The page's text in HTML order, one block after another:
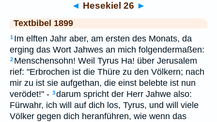
◄ Hesekiel 26 ►
Textbibel 1899
1 Im elften Jahr aber, am ersten des Monats, da
erging das Wort Jahwes an mich folgendermaßen:
2 Menschensohn! Weil Tyrus Ha! über Jerusalem
rief: "Erbrochen ist die Thüre zu den Völkern; nach
mir zu ist sie aufgethan, die einst belebte ist nun
verödet!" - 3darum spricht der Herr Jahwe also:
Fürwahr, ich will auf dich los, Tyrus, und will viele
Völker gegen dich heranführen, wie wenn das